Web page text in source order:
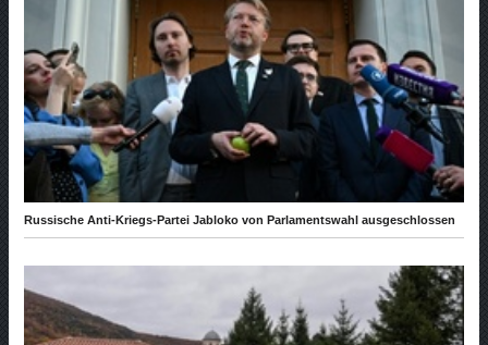
Russische Anti-Kriegs-Partei Jabloko von Parlamentswahl ausgeschlossen